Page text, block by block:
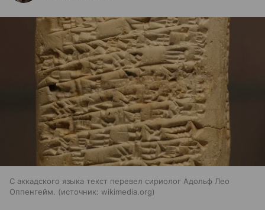
С аккадского языка текст перевел сириолог Адольф Лео
Оппенгейм.
источник: wikimedia.org